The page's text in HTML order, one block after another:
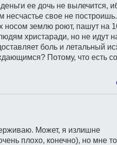
ее дочь не вылечится,
несчастье свое не
носом землю роют, пашут на
христаради, но не идут
боль и летальный
Потому, что есть
Может, я излишне
плохо, конечно), но мне